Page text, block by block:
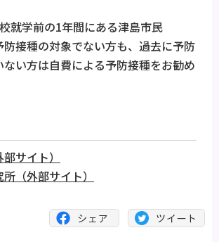
就学前の1年間にある津島市民
接種の対象でない方も、過去に予防
い方は自費による予防接種をお勧め
サイト）
（外部サイト）